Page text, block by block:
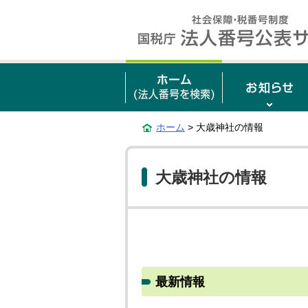
ホーム > 大歳神社の情報
大歳神社の情報
最新情報